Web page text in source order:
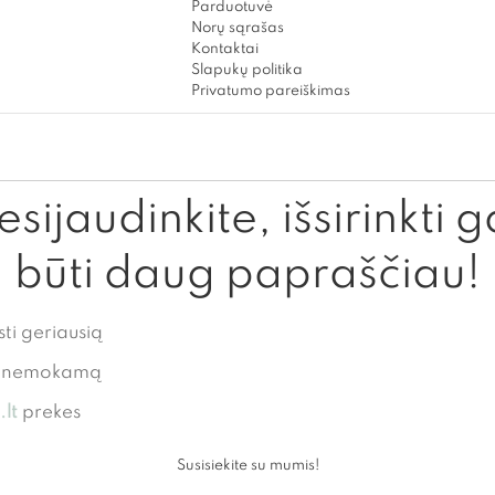
Parduotuvė
Norų sąrašas
Kontaktai
Slapukų politika
Privatumo pareiškimas
išsirinkti
būti daug papraščiau!
geriausią
prekes
Susisiekite su mumis!